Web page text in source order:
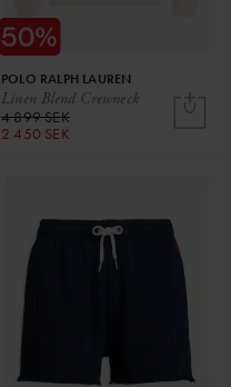
Linen Blend Crewneck
POLO RALPH LAUREN
4 899 SEK
2 450 SEK